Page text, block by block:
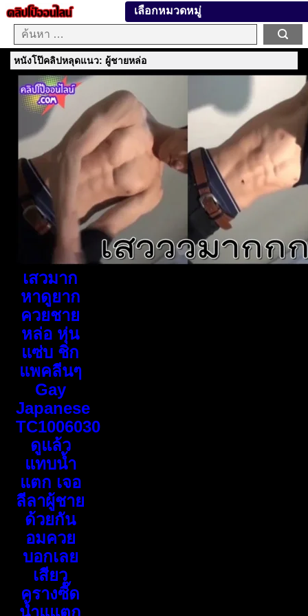
เลือกหมวดหมู่
หนังโป๊คลิปหลุดแนว: ผู้ชายหล่อ
เสวมาก
หาดูยาก
ควยชาย
หล่อ หุ่น
แซ่บ ชิก
แพคลีนๆ
Gay
Japanese
TC1006030
ดูแล้ว
แทบน้ำ
แตก เจอ
ลีลาผู้ชาย
ด้วยกัน
อมควย
บอกเลย
เสียว
ครางซื๊ด
น้ำแแตก